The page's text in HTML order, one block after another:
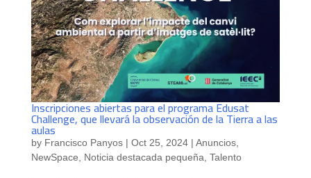
Inscripciones abiertas para el programa Edusat
Challenge, que llevará la observación de la Tierra a las
aulas
by Francisco Panyos| Oct 25, 2024| Anuncios,
NewSpace
Noticia destacada pequeña Talento